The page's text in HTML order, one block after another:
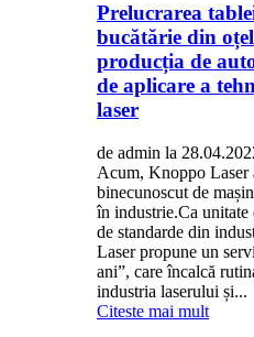
Prelucrarea
bucătărie din
producția de
de aplicare a
laser
de admin la
Acum, Knoppo Laser
binecunoscut de
în industrie.Ca unitate
de standarde din
Laser propune un
ani”, care încalcă
industria laserului și...
Citeste mai mult